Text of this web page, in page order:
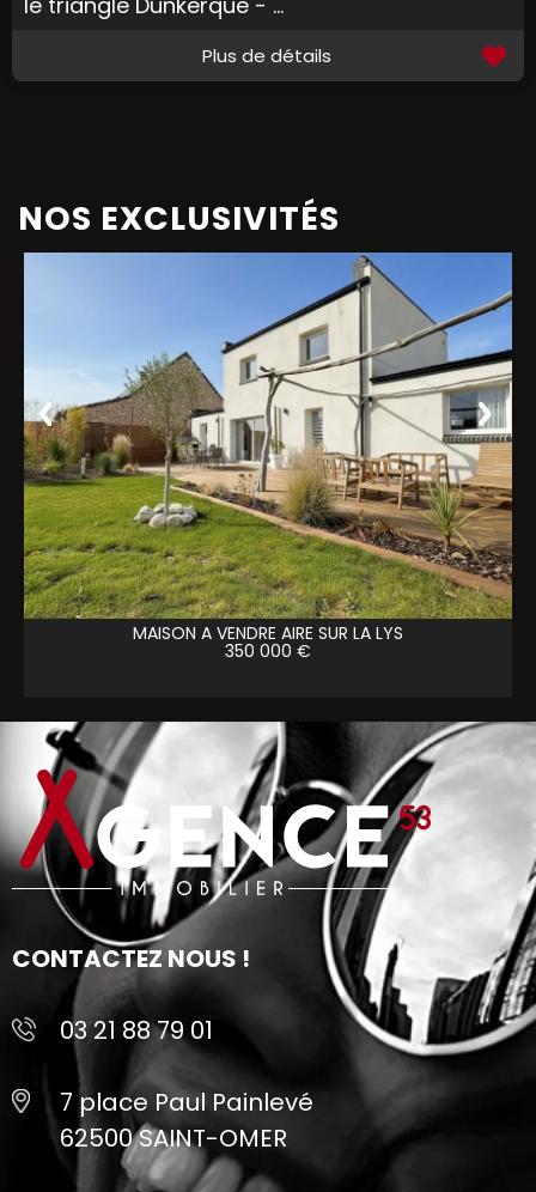
Plus de détails
NOS EXCLUSIVITÉS
MAISON A VENDRE AIRE SUR LA LYS
350 000 €
CONTACTEZ NOUS !
03 21 88 79 01
7 place Paul Painlevé
62500 SAINT-OMER